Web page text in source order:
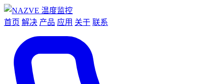
首页 解决 产品 应用 关于 联系